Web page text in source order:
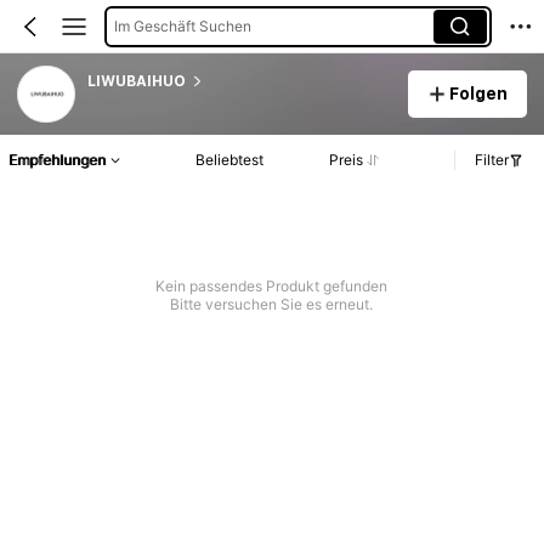
Im Geschäft Suchen
LIWUBAIHUO
Folgen
Empfehlungen Beliebtest Preis Filter
Kein passendes Produkt gefunden
Bitte versuchen Sie es erneut.